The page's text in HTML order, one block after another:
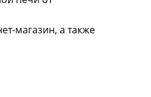
магазин, а также